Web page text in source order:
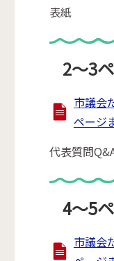
表紙
2～3
市議会
ページ
代表質問
4～5
市議会